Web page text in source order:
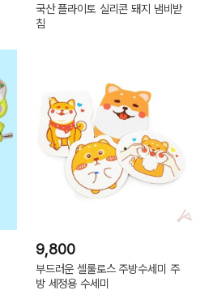
국산 플라이토 실리콘 돼지 냄비받
침
9,800
부드러운 셀룰로스 주방수세미 주
방 세정용 수세미